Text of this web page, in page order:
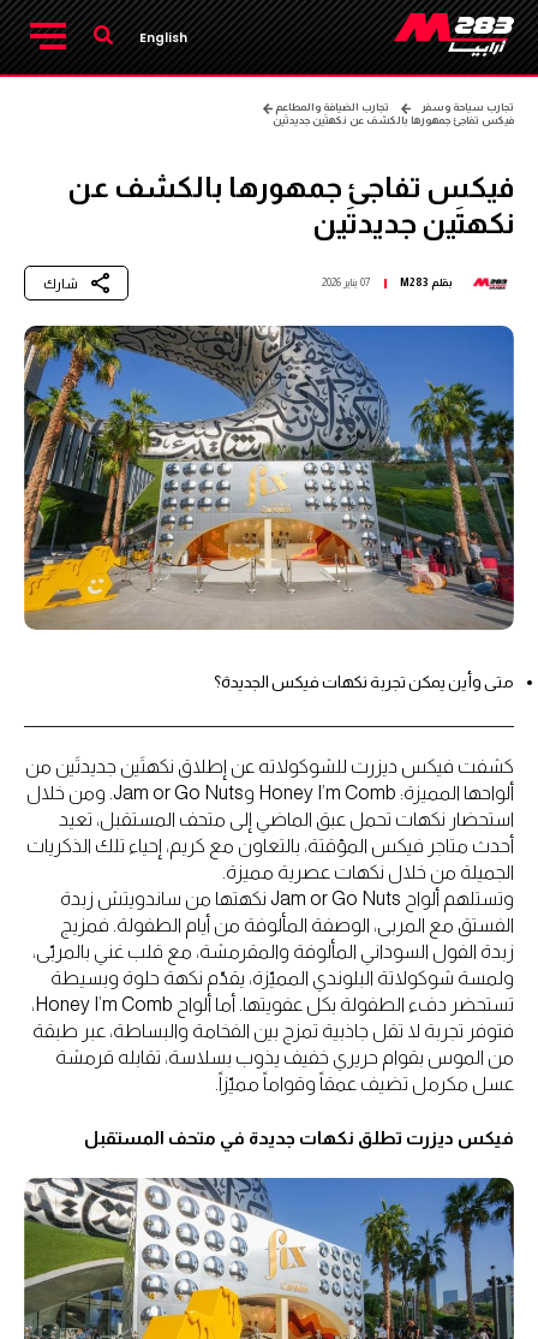
English
تجارب سياحة وسفر
تجارب الضيافة والمطاعم
فيكس تفاجئ جمهورها بالكشف عن نكهتَين جديدتَين
فيكس تفاجئ جمهورها بالكشف عن
نكهتَين جديدتَين
بقلم M283 07 يناير 2026 شارك
متى وأين يمكن تجربة نكهات فيكس الجديدة؟
كشفت فيكس ديزرت للشوكولاته عن إطلاق نكهتَين جديدتَين من
ألواحها المميزة: Honey I’m Comb وJam or Go Nuts. ومن خلال
استحضار نكهات تحمل عبق الماضي إلى متحف المستقبل، تعيد
أحدث متاجر فيكس المؤقتة، بالتعاون مع كريم، إحياء تلك الذكريات
الجميلة من خلال نكهات عصرية مميزة.
وتستلهم ألواح Jam or Go Nuts نكهتها من ساندويتش زبدة
الفستق مع المربى، الوصفة المألوفة من أيام الطفولة. فمزيج
زبدة الفول السوداني المألوفة والمقرمشة، مع قلب غني بالمربّى،
ولمسة شوكولاتة البلوندي المميّزة، يقدّم نكهة حلوة وبسيطة
تستحضر دفء الطفولة بكل عفويتها. أما ألواح Honey I’m Comb،
فتوفر تجربة لا تقل جاذبية تمزج بين الفخامة والبساطة، عبر طبقة
من الموس بقوام حريري خفيف يذوب بسلاسة، تقابله قرمشة
عسل مكرمل تضيف عمقاً وقواماً مميّزاً.
فيكس ديزرت تطلق نكهات جديدة في متحف المستقبل